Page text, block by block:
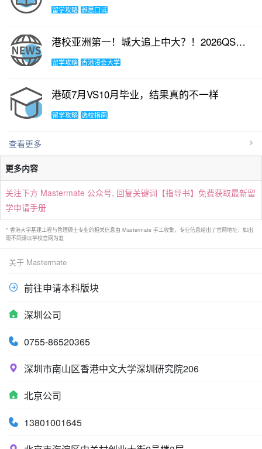
留学攻略 雅思口试
港校亚洲第一！城大追上中大？！2026QS亚洲大学排名发布！
留学攻略 香港浸会大学
港硕7月VS10月毕业，结果真的不一样
留学攻略 选校指南
查看更多
更多内容
关注下方 Mastermate 公众号, 回复关键词【指导书】免费获取最新留
学申请手册
* 香港大学基建工程与管理硕士专业的相关信息由 Mastermate 手工收集，专业信息给出了官网地址，如出
现不同请以学校官网为准
关于 Mastermate
前往申请本科版块
深圳公司
0755-86520365
深圳市南山区香港中文大学深圳研究院206
北京公司
13801001645